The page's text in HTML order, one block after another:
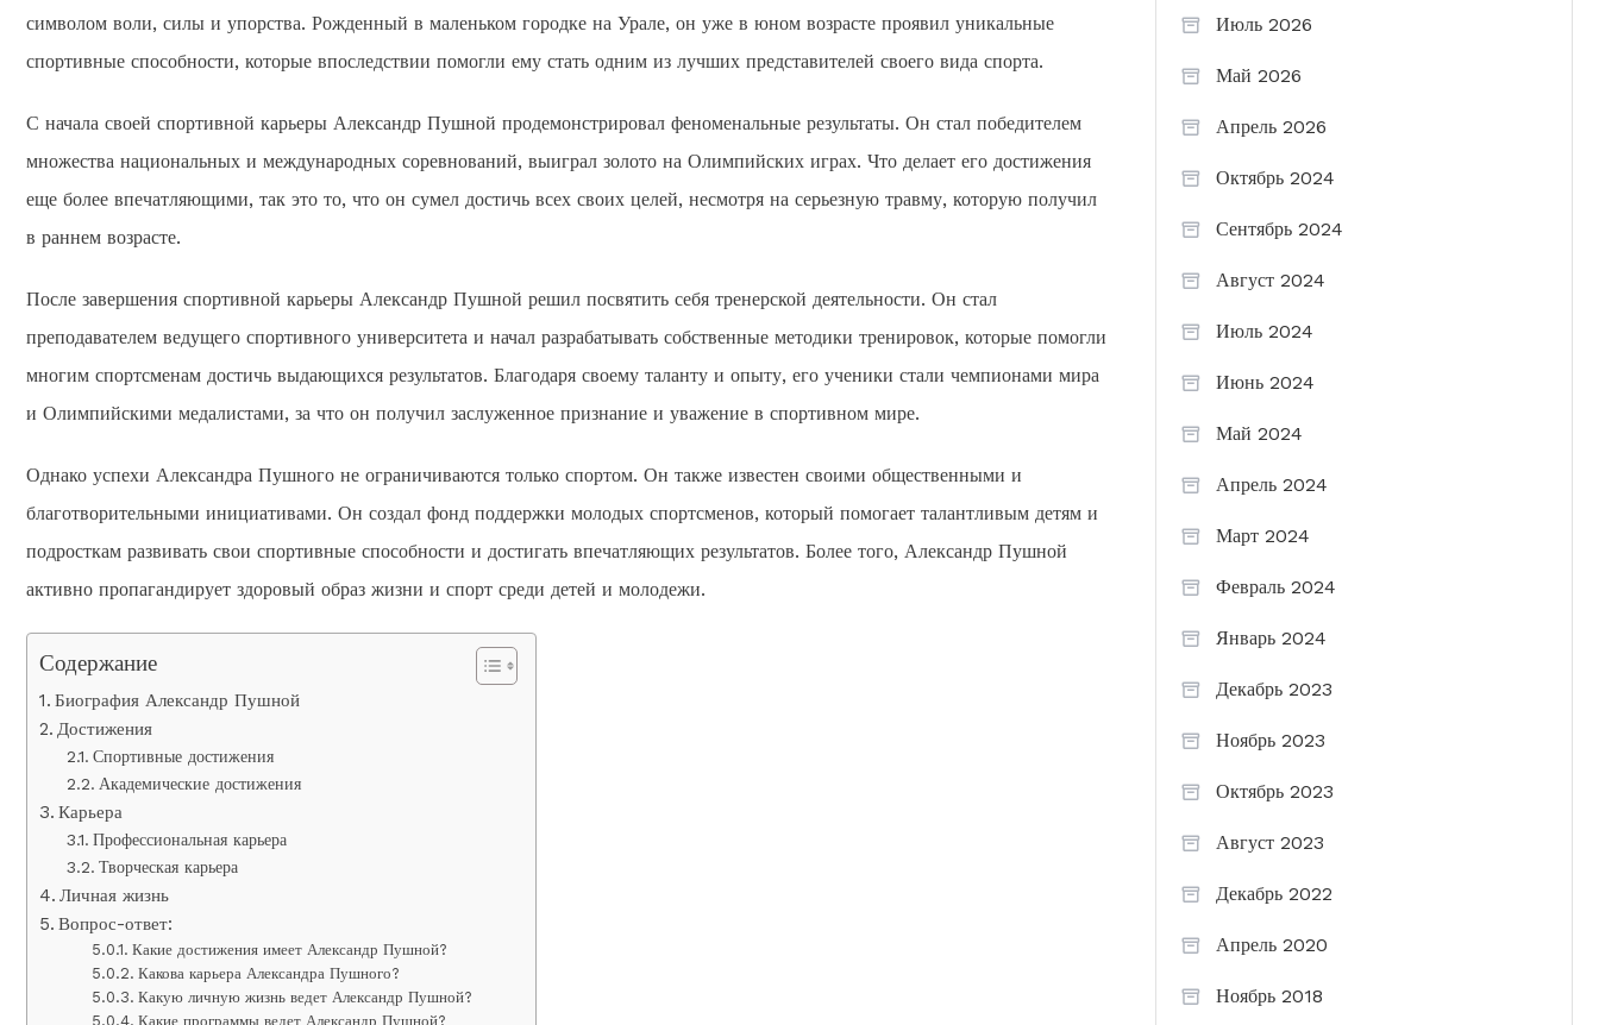
символом воли, силы и упорства. Рожденный в маленьком городке на Урале, он уже в юном возрасте проявил уникальные
спортивные способности, которые впоследствии помогли ему стать одним из лучших представителей своего вида спорта.
С начала своей спортивной карьеры Александр Пушной продемонстрировал феноменальные результаты. Он стал победителем
множества национальных и международных соревнований, выиграл золото на Олимпийских играх. Что делает его достижения
еще более впечатляющими, так это то, что он сумел достичь всех своих целей, несмотря на серьезную травму, которую получил
в раннем возрасте.
После завершения спортивной карьеры Александр Пушной решил посвятить себя тренерской деятельности. Он стал
преподавателем ведущего спортивного университета и начал разрабатывать собственные методики тренировок, которые помогли
многим спортсменам достичь выдающихся результатов. Благодаря своему таланту и опыту, его ученики стали чемпионами мира
и Олимпийскими медалистами, за что он получил заслуженное признание и уважение в спортивном мире.
Однако успехи Александра Пушного не ограничиваются только спортом. Он также известен своими общественными и
благотворительными инициативами. Он создал фонд поддержки молодых спортсменов, который помогает талантливым детям и
подросткам развивать свои спортивные способности и достигать впечатляющих результатов. Более того, Александр Пушной
активно пропагандирует здоровый образ жизни и спорт среди детей и молодежи.
Содержание
Биография Александр Пушной
Достижения
Спортивные достижения
Академические достижения
Карьера
Профессиональная карьера
Творческая карьера
Личная жизнь
Вопрос-ответ:
Какие достижения имеет Александр Пушной?
Какова карьера Александра Пушного?
Какую личную жизнь ведет Александр Пушной?
Какие программы ведет Александр Пушной?
Июль 2026
Май 2026
Апрель 2026
Октябрь 2024
Сентябрь 2024
Август 2024
Июль 2024
Июнь 2024
Май 2024
Апрель 2024
Март 2024
Февраль 2024
Январь 2024
Декабрь 2023
Ноябрь 2023
Октябрь 2023
Август 2023
Декабрь 2022
Апрель 2020
Ноябрь 2018